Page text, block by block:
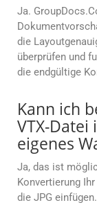
Ja.
die
überprüfen und
die endgültige
Kann ich
VTX-Datei
eigenes
Ja, das ist
Konvertierung
die JPG